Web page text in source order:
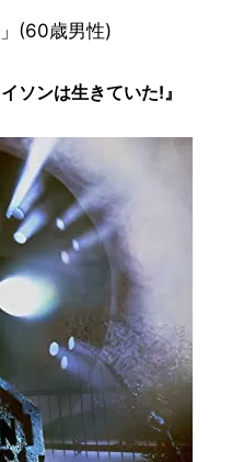
(60歳男性)
ソンは生きていた!』